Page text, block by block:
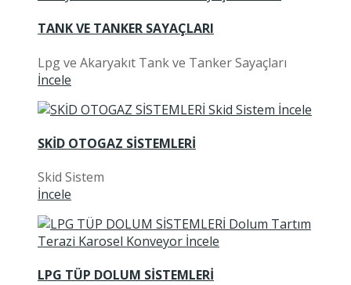
TANK VE TANKER SAYAÇLARI
Lpg ve Akaryakıt Tank ve Tanker Sayaçları
İncele
SKİD OTOGAZ SİSTEMLERİ
Skid Sistem
İncele
LPG TÜP DOLUM SİSTEMLERİ